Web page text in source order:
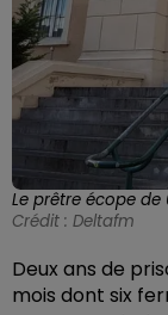
Le prêtre écope
Crédit : Deltafm
Deux ans de
mois dont six